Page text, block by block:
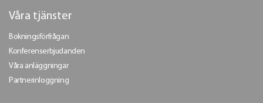
Våra tjänster
Bokningsförfrågan
Konferenserbjudanden
Våra anläggningar
Partnerinloggning